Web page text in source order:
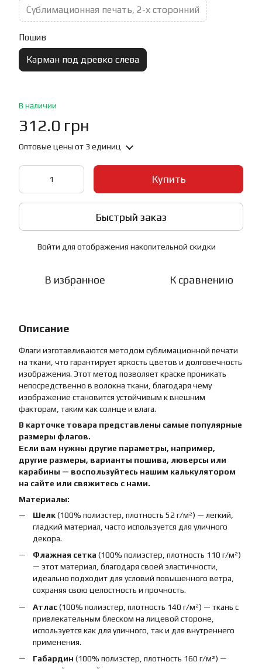
Сублимационная печать, 2-х сторонний
Пошив
Карман под древко слева
В наличии
312.0 грн
Оптовые цены от 3 единиц
Купить
Быстрый заказ
Войти для отображения накопительной скидки
В избранное К сравнению
Описание
Флаги изготавливаются методом сублимационной печати
на ткани, что гарантирует яркость цветов и долговечность
изображения. Этот метод позволяет краске проникать
непосредственно в волокна ткани, благодаря чему
изображение становится устойчивым к внешним
факторам, таким как солнце и влага.
В карточке товара представлены самые популярные
размеры флагов.
Если вам нужны другие параметры, например,
другие размеры, варианты пошива, люверсы или
карабины — воспользуйтесь нашим калькулятором
на сайте или свяжитесь с нами.
Материалы:
Шелк(100% полиэстер, плотность 52 г/м²) — легкий,
гладкий материал, часто используется для уличного
декора.
Флажная сетка (100% полиэстер, плотность 110 г/м²)
— этот материал, благодаря своей эластичности,
идеально подходит для условий повышенного ветра,
сохраняя свою целостность и прочность.
Атлас(100% полиэстер, плотность 140 г/м²) — ткань с
привлекательным блеском на лицевой стороне,
используется как для уличного, так и для внутреннего
применения.
Габардин (100% полиэстер, плотность 160 г/м²) —